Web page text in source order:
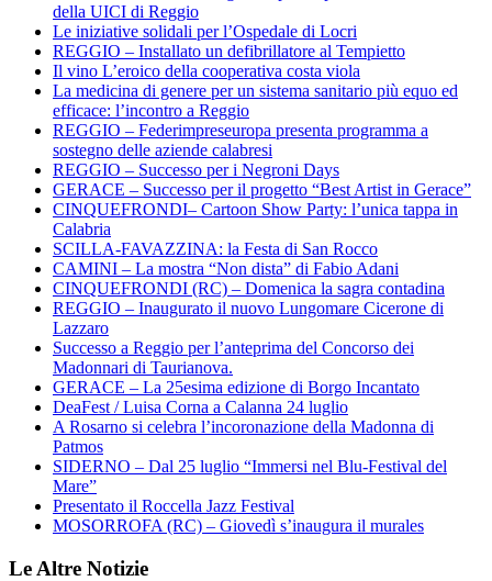
della UICI di Reggio
Le iniziative solidali per l’Ospedale di Locri
REGGIO – Installato un defibrillatore al Tempietto
Il vino L’eroico della cooperativa costa viola
La medicina di genere per un sistema sanitario più equo ed
efficace: l’incontro a Reggio
REGGIO – Federimpreseuropa presenta programma a
sostegno delle aziende calabresi
REGGIO – Successo per i Negroni Days
GERACE – Successo per il progetto “Best Artist in Gerace”
CINQUEFRONDI– Cartoon Show Party: l’unica tappa in
Calabria
SCILLA-FAVAZZINA: la Festa di San Rocco
CAMINI – La mostra “Non dista” di Fabio Adani
CINQUEFRONDI (RC) – Domenica la sagra contadina
REGGIO – Inaugurato il nuovo Lungomare Cicerone di
Lazzaro
Successo a Reggio per l’anteprima del Concorso dei
Madonnari di Taurianova.
GERACE – La 25esima edizione di Borgo Incantato
DeaFest / Luisa Corna a Calanna 24 luglio
A Rosarno si celebra l’incoronazione della Madonna di
Patmos
SIDERNO – Dal 25 luglio “Immersi nel Blu-Festival del
Mare”
Presentato il Roccella Jazz Festival
MOSORROFA (RC) – Giovedì s’inaugura il murales
Le Altre Notizie